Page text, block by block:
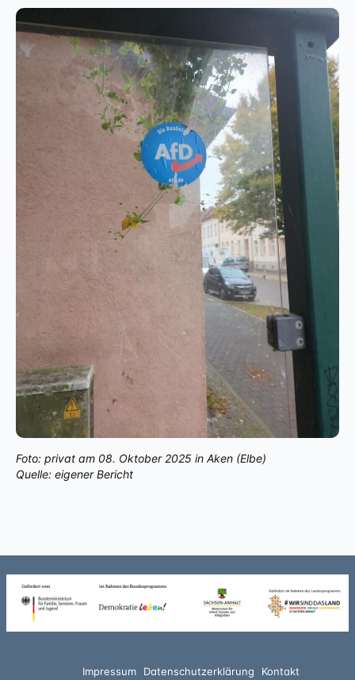
Foto: privat am 08. Oktober 2025 in Aken (Elbe)
Quelle: eigener Bericht
Impressum Datenschutzerklärung Kontakt